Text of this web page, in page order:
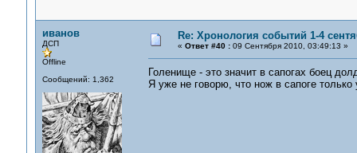
иванов
ДСП
Offline
Сообщений: 1,362
Re: Хронология событий 1-4
« Ответ #40 :09 Сентября 2010, 03:49:13 »
Голенище - это значит в сапогах боец
Я уже не говорю, что нож в сапоге только